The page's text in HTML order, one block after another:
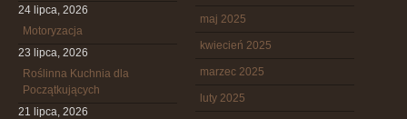
24 lipca, 2026
Motoryzacja
23 lipca, 2026
Roślinna Kuchnia dla
Początkujących
21 lipca, 2026
maj 2025
kwiecień 2025
marzec 2025
luty 2025